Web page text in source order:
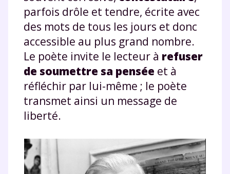
parfois drôle et tendre, écrite avec
des mots de tous les jours et donc
accessible au plus grand nombre.
Le poète invite le lecteur à refuser
de soumettre sa pensée et à
réfléchir par lui-même ; le poète
transmet ainsi un message de
liberté.